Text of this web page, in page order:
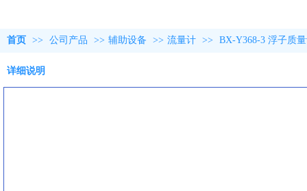
首页 >> 公司产品 >> 辅助设备 >> 流量计 >> BX-Y368-3 浮子质
详细说明